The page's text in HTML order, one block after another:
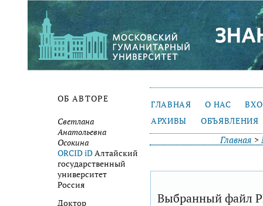
ОБ АВТОРЕ
Светлана
Анатольевна
Осокина
ORCID iDАлтайский
государственный
университет
Россия
Доктор
ГЛАВНАЯ О НАС
АРХИВЫ
ОБЪЯВЛЕНИЯ
Главная >
Выбранный файл